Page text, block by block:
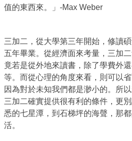
值的東西來。」-Max Weber
三加二，從大學第三年開始，修讀
五年畢業。從經濟面來考量，三加
竟若是從外地來讀書，除了學費外
等。而從心理的角度來看，則可以
因為對於未知我們都是渺小的。所
三加二確實提供很有利的條件，更
悉的七星潭，到石梯坪的海聲，那
活。